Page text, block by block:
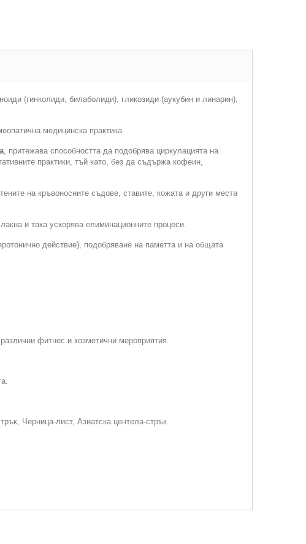
(гинколиди, билаболиди), гликозиди (аукубин и линарин),
медицинска практика.
, притежава способността да подобрява циркулацията на
практики, тъй като, без да съдържа кофеин,
на кръвоносните съдове, ставите, кожата и други места
и така ускорява елиминационните процеси.
действие), подобряване на паметта и на общата
фитнес и козметични мероприятия.
Черница-лист, Азиатска центела-стрък.